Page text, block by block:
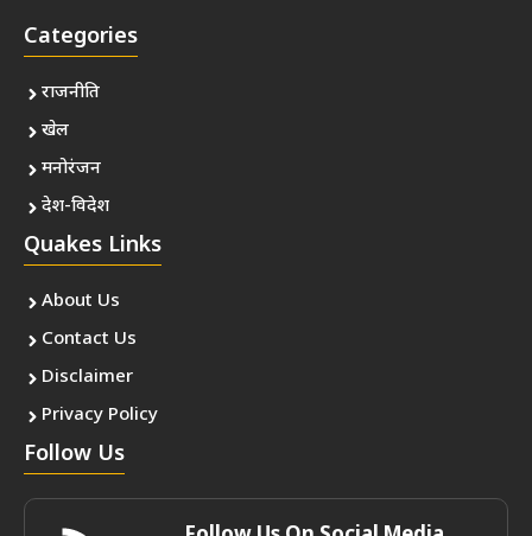
Categories
राजनीति
खेल
मनोरंजन
देश-विदेश
Quakes Links
About Us
Contact Us
Disclaimer
Privacy Policy
Follow Us